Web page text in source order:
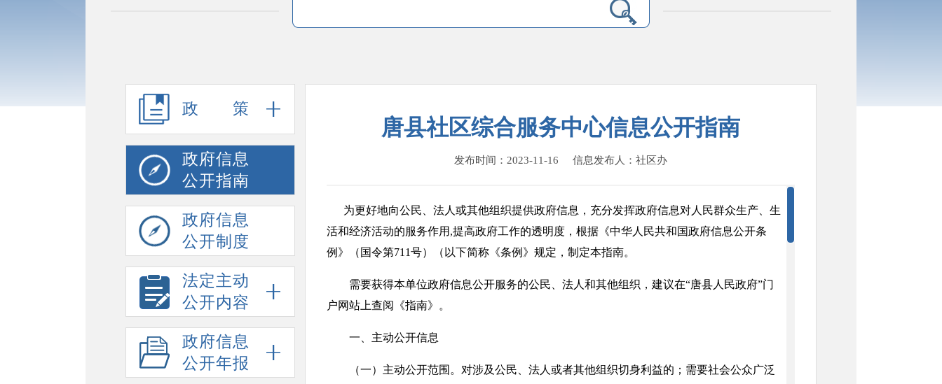
政策
政府信息
公开指南
政府信息
公开制度
法定主动
公开内容
政府信息
公开年报
唐县社区综合服务中心信息公开指南
发布时间：2023-11-16 信息发布人：社区办
为更好地向公民、法人或其他组织提供政府信息，充分发挥政府信息对人民群众生产、生
活和经济活动的服务作用,提高政府工作的透明度，根据《中华人民共和国政府信息公开条
例》（国令第711号）（以下简称《条例》规定，制定本指南。
需要获得本单位政府信息公开服务的公民、法人和其他组织，建议在“唐县人民政府”门
户网站上查阅《指南》。
一、主动公开信息
（一）主动公开范围。对涉及公民、法人或者其他组织切身利益的；需要社会公众广泛